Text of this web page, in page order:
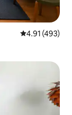
從 493 則評價
4.91 (493)